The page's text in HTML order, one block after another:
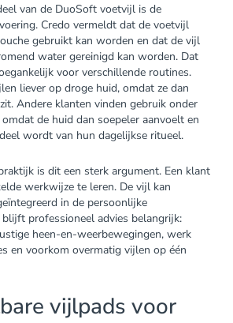
van de DuoSoft voetvijl is de
Credo vermeldt dat de voetvijl
gebruikt kan worden en dat de vijl
water gereinigd kan worden. Dat
voor verschillende routines.
liever op droge huid, omdat ze dan
Andere klanten vinden gebruik onder
de huid dan soepeler aanvoelt en
wordt van hun dagelijkse ritueel.
is dit een sterk argument. Een klant
werkwijze te leren. De vijl kan
in de persoonlijke
professioneel advies belangrijk:
heen-en-weerbewegingen, werk
en voorkom overmatig vijlen op één
vijlpads voor